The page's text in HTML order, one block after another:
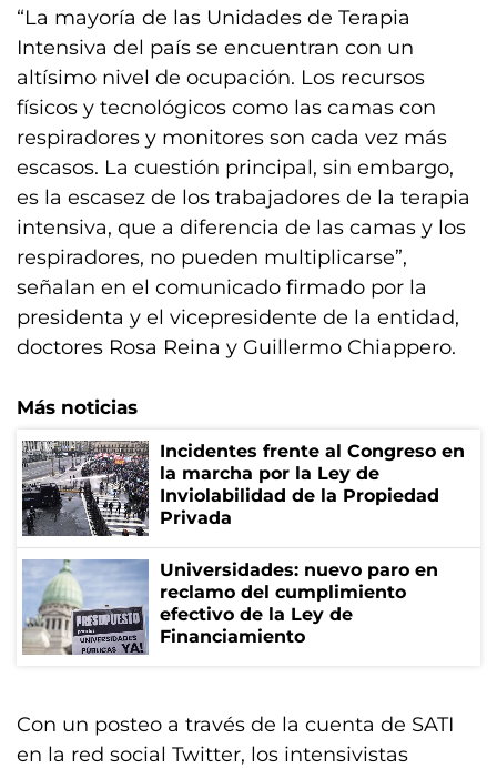
“La mayoría de las Unidades de Terapia
Intensiva del país se encuentran con un
altísimo nivel de ocupación. Los recursos
físicos y tecnológicos como las camas con
respiradores y monitores son cada vez más
escasos. La cuestión principal, sin embargo,
es la escasez de los trabajadores de la terapia
intensiva, que a diferencia de las camas y los
respiradores, no pueden multiplicarse”,
señalan en el comunicado firmado por la
presidenta y el vicepresidente de la entidad,
doctores Rosa Reina y Guillermo Chiappero.
Más noticias
Incidentes frente al Congreso en
la marcha por la Ley de
Inviolabilidad de la Propiedad
Privada
Universidades: nuevo paro en
reclamo del cumplimiento
efectivo de la Ley de
Financiamiento
Con un posteo a través de la cuenta de SATI
en la red social Twitter, los intensivistas